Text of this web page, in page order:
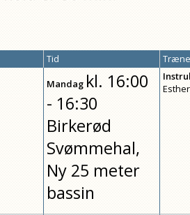
Tid
Mandagkl. 16:00
- 16:30
Birkerød
Svømmehal,
Ny 25 meter
bassin